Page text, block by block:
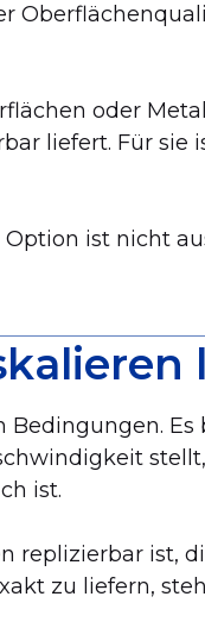
oder
liefert. Für
ist nicht
ist.
replizierbar ist,
zu liefern,